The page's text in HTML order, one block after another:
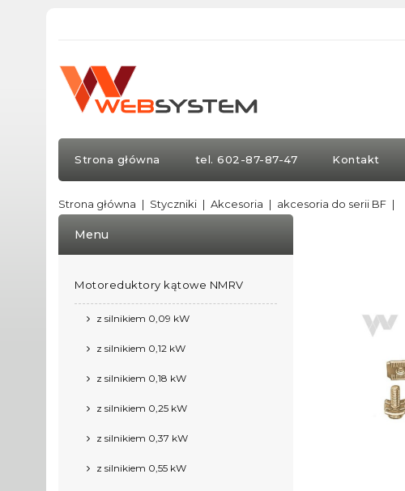
Strona główna tel. 602-87-87-47 Kontakt
Strona główna Styczniki Akcesoria akcesoria do serii BF
Menu
Motoreduktory kątowe NMRV
z silnikiem 0,09 kW
z silnikiem 0,12 kW
z silnikiem 0,18 kW
z silnikiem 0,25 kW
z silnikiem 0,37 kW
z silnikiem 0,55 kW